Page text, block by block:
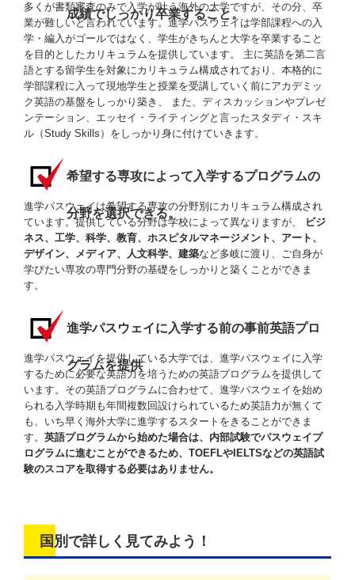
成績でしっかり卒業すること。
多くが書類審査のみで入学が叶う海外の大学ですが、その分、卒
業が難しいと言われています。進学パスウェイは学部課程への入
学・編入がゴールではなく、学生がきちんと大学を卒業すること
を目的としたカリキュラムを提供しています。 主に英語を第二言
語とする留学生を対象にカリキュラム構成されており、本格的に
学部課程に入って現地学生と授業を受講していく前にアカデミッ
ク英語の基盤をしっかり築き、 また、ディスカッションやプレゼ
ンテーション、エッセイ・ライティングと言ったスタディ・スキ
ル（Study Skills）をしっかり身に付けていきます。
希望する専攻によって入学するプログラムの
分野を選択できる。
進学パスウェイは希望する専攻の分野別にカリキュラム構成され
ています。提供している分野は学校によって異なりますが、
ビジ
ネス、工学、科学、教育、ホスピタルマネージメント、アート、
デザイン、メディア、人文科学、建築など多岐に渡り、ご自身が
学びたい専攻の専門分野の基礎をしっかりと築くことができま
す。
進学パスウェイに入学する前の事前英語プロ
グラムを提供
進学パスウェイを提供している大学では、進学パスウェイに入学
するために必要な英語力を培うための英語プログラムを提供して
います。その英語プログラムに合わせて、進学パスウェイを始め
られる入学時期も年間複数回設けられているため英語力が無くて
も、いち早く海外大学に進学するスタートをきることができま
す。 英語プログラムから始めた場合は、内部試験でパスウェイプ
ログラムに進むことができるため、TOEFLやIELTSなどの英語試
験のスコアを取得する必要はありません。
国別で詳しく見てみよう！